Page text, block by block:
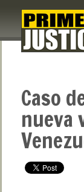
Caso
nueva